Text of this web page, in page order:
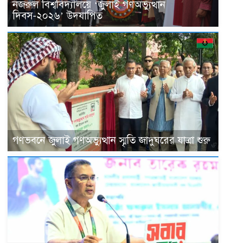
নজরুল বিশ্ববিদ্যালয়ে ‘জুলাই গণঅভ্যুত্থান
দিবস-২০২৬’ উদযাপিত
গণভবনে জুলাই গণঅভ্যুত্থান স্মৃতি জাদুঘরের যাত্রা শুরু